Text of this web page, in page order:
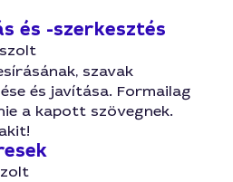
és -szerkesztés
szavak
és javítása. Formailag
a kapott szövegnek.